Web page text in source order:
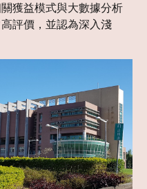
獲益模式與大數據分析
評價，並認為深入淺